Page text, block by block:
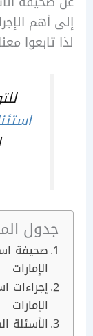
الإجراءات
معنا.
استئناف،
المحتوبات
صحيفة
إجراءات
الأسئلة الشائعة